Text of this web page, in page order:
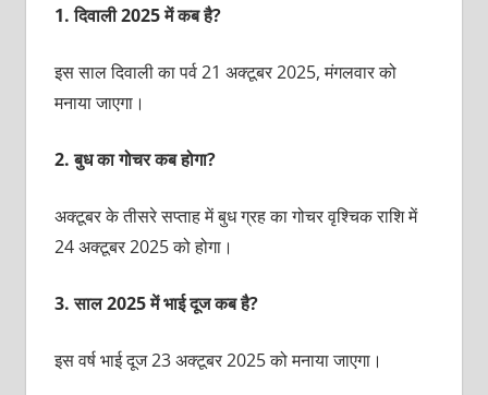
1.दिवाली 2025 में कब है?
इस साल दिवाली का पर्व 21 अक्टूबर 2025, मंगलवार को
मनाया जाएगा।
2.बुध का गोचर कब होगा?
अक्टूबर के तीसरे सप्ताह में बुध ग्रह का गोचर वृश्चिक राशि में
24 अक्टूबर 2025 को होगा।
3.साल 2025 में भाई दूज कब है?
इस वर्ष भाई दूज 23 अक्टूबर 2025 को मनाया जाएगा।